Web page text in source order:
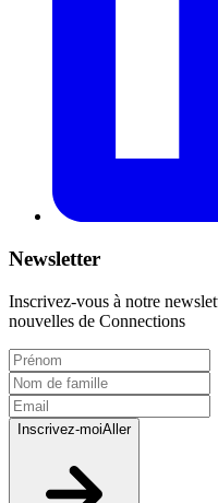
Newsletter
Inscrivez-vous à notre
nouvelles de Connections
Inscrivez-moiAller